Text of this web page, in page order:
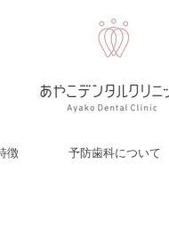
徴 予防歯科について